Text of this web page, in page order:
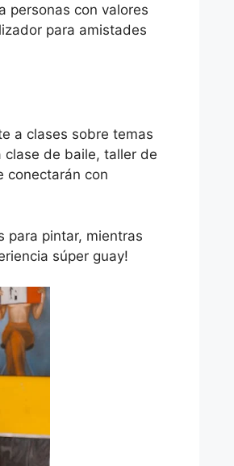
personas con valores
para amistades
a clases sobre temas
clase de baile, taller de
conectarán con
para pintar, mientras
súper guay!